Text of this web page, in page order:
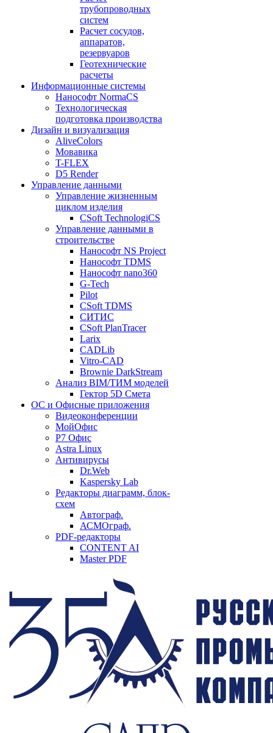
трубопроводных
систем
Расчет сосудов,
аппаратов,
резервуаров
Геотехнические
расчеты
Информационные системы
Нанософт NormaCS
Технологическая
подготовка производства
Дизайн и визуализация
AliveColors
Мовавика
T-FLEX
D5 Render
Управление данными
Управление жизненным
циклом изделия
CSoft TechnologiCS
Управление данными в
строительстве
Нанософт NS Project
Нанософт TDMS
Нанософт nano360
G-Tech
Pilot
CSoft TDMS
СИТИС
CSoft PlanTracer
Larix
CADLib
Vitro-CAD
Brownie DarkStream
Анализ BIM/ТИМ моделей
Гектор 5D Смета
ОС и Офисные приложения
Видеоконференции
МойОфис
P7 Офис
Astra Linux
Антивирусы
Dr.Web
Kaspersky Lab
Редакторы диаграмм, блок-
схем
Автограф.
АСМОграф.
PDF-редакторы
CONTENT AI
Master PDF